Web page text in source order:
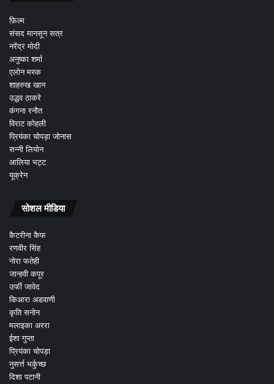
फ़िल्म
संसद मानसून सत्र
नरेंद्र मोदी
अनुष्का शर्मा
एलोन मस्क
शाहरुख खान
उद्धव ठाकरे
कंगना रनौत
विराट कोहली
प्रियंका चोपड़ा जोनास
सन्नी लियोन
आलिया भट्ट
यूक्रेन
सोशल मीडिया
कैटरीना कैफ
रणवीर सिंह
नोरा फतेही
जान्हवी कपूर
उर्फी जावेद
किआरा अडवाणी
कृति सनोन
मलाइका अररा
ईशा गुप्ता
प्रियंका चोपड़ा
नुसर्त्त भर्कुच्छ
दिशा पटानी